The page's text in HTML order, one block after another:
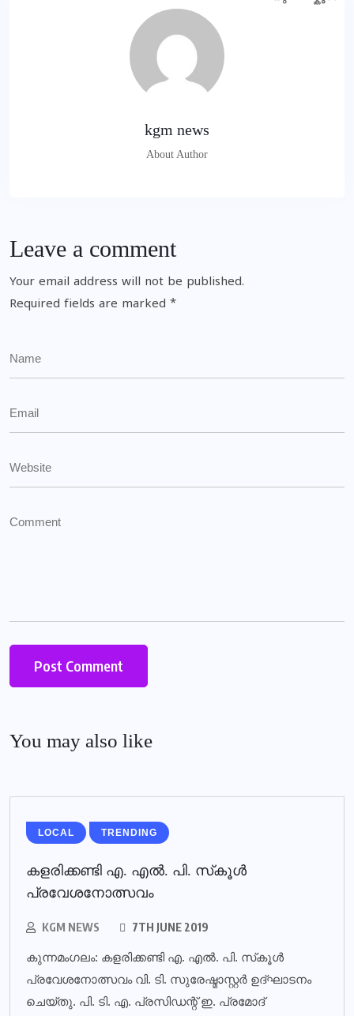
kgm news
About Author
Leave a comment
Your email address will not be published.
Required fields are marked *
You may also like
LOCAL TRENDING
കളരിക്കണ്ടി എ. എല്‍. പി. സ്‌കൂള്‍
പ്രവേശനോത്സവം
KGM NEWS 7TH JUNE 2019
കുന്നമംഗലം: കളരിക്കണ്ടി എ. എല്‍. പി. സ്‌കൂള്‍
പ്രവേശനോത്സവം വി. ടി. സുരേഷ്മാസ്റ്റര്‍ ഉദ്ഘാടനം
ചെയ്തു. പി. ടി. എ. പ്രസിഡന്റ് ഇ. പ്രമോദ്